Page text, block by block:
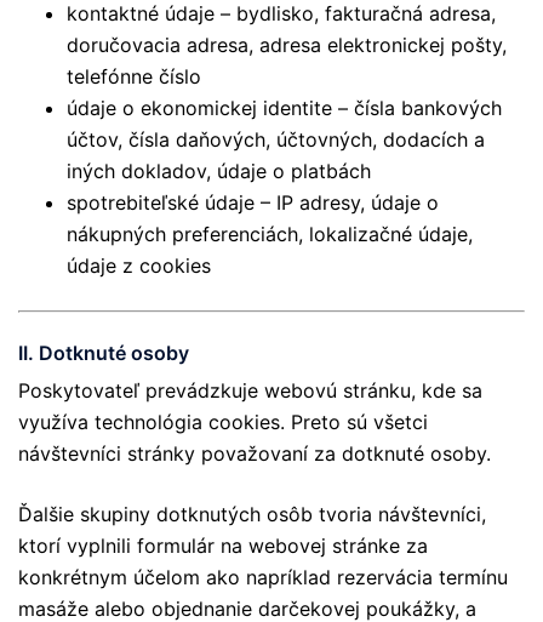
kontaktné údaje – bydlisko, fakturačná adresa,
doručovacia adresa, adresa elektronickej pošty,
telefónne číslo
údaje o ekonomickej identite – čísla bankových
účtov, čísla daňových, účtovných, dodacích a
iných dokladov, údaje o platbách
spotrebiteľské údaje – IP adresy, údaje o
nákupných preferenciách, lokalizačné údaje,
údaje z cookies
II. Dotknuté osoby
Poskytovateľ prevádzkuje webovú stránku, kde sa
využíva technológia cookies. Preto sú všetci
návštevníci stránky považovaní za dotknuté osoby.
Ďalšie skupiny dotknutých osôb tvoria návštevníci,
ktorí vyplnili formulár na webovej stránke za
konkrétnym účelom ako napríklad rezervácia termínu
masáže alebo objednanie darčekovej poukážky, a